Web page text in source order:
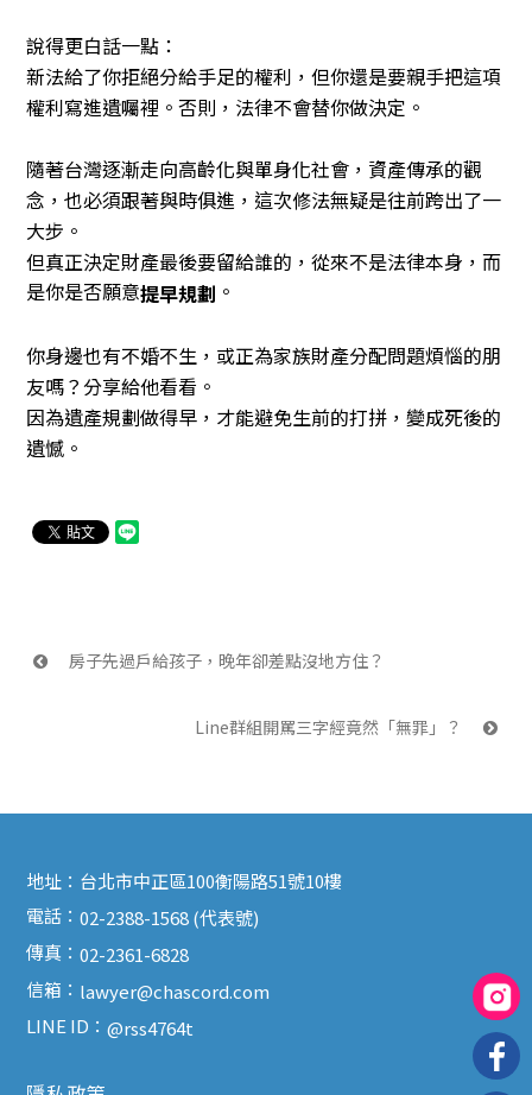
說得更白話一點：
新法給了你拒絕分給手足的權利，但你還是要親手把這項
權利寫進遺囑裡。否則，法律不會替你做決定。
隨著台灣逐漸走向高齡化與單身化社會，資產傳承的觀
念，也必須跟著與時俱進，這次修法無疑是往前跨出了一
大步。
但真正決定財產最後要留給誰的，從來不是法律本身，而
是你是否願意提早規劃 。
你身邊也有不婚不生，或正為家族財產分配問題煩惱的朋
友嗎？分享給他看看。
因為遺產規劃做得早，才能避免生前的打拼，變成死後的
遺憾。
房子先過戶給孩子，晚年卻差點沒地方住？
Line群組開罵三字經竟然「無罪」？
地址： 台北市中正區100衡陽路51號10樓
電話：02-2388-1568 (代表號)
傳真：02-2361-6828
信箱： lawyer@chascord.com
LINE ID：@rss4764t